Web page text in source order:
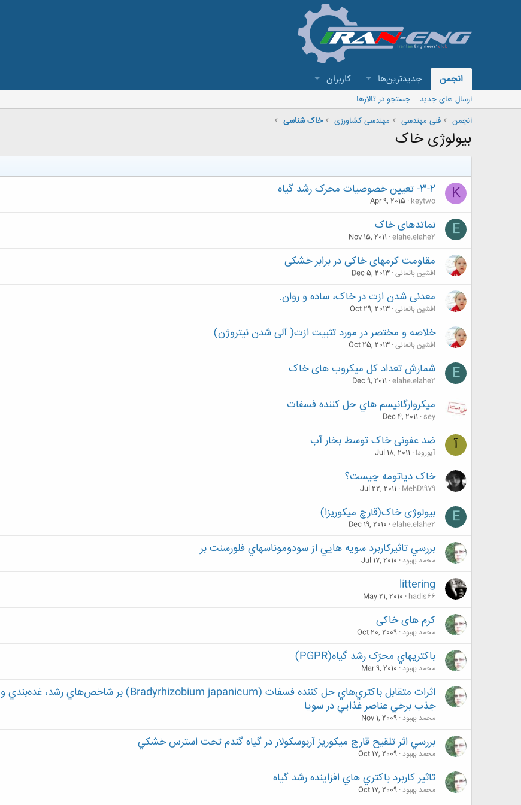
انجمن جدیدترین‌ها کاربران
ارسال های جدید
جستجو در تالارها
انجمن
فنی مهندسی مهندسی کشاورزی خاک شناسی
بیولوژی خاک
K 3-2- تعیین خصوصیات محرک رشد گیاه
keytwo
Apr 9, 2015
E نماتدهای خاک
elahe.elahe2
Nov 15, 2011
مقاومت کرمهای خاکی در برابر خشکی
افشین باتمانی Dec 5, 2013
معدنی شدن ازت در خاک، ساده و روان.
افشین باتمانی Oct 29, 2013
خلاصه و مختصر در مورد تثبیت ازت( آلی شدن نیتروژن)
افشین باتمانی Oct 25, 2013
E شمارش تعداد کل میکروب های خاک
elahe.elahe2
Dec 9, 2011
ميكروارگانيسم هاي حل كننده فسفات
sey
Dec 4, 2011
آ ضد عفونی خاک توسط بخار آب
آیورودا Jul 18, 2011
خاک دياتومه چیست؟
MehD1979
Jul 22, 2011
E بیولوژی خاک(قارچ میکوریزا)
elahe.elahe2
Dec 19, 2010
بررسي تاثيركاربرد سويه هايي از سودوموناسهاي فلورسنت بر
محمد بهبود Jul 17, 2010
littering
hadis66
May 21, 2010
کرم های خاکی
محمد بهبود Oct 20, 2009
باکتريهاي محرّک رشد گياه(PGPR)
محمد بهبود Mar 9, 2010
اثرات متقابل باكتري‌هاي حل كننده فسفات (Bradyrhizobium japanicum) بر شاخص‌هاي رشد، غده‌بندي و
جذب برخي عناصر غذايي در سويا
محمد بهبود Nov 1, 2009
بررسي اثر تلقيح قارچ ميكوريز آربوسكولار در گياه گندم تحت استرس خشكي
محمد بهبود Oct 17, 2009
تاثير كاربرد باكتري هاي افزاينده رشد گياه
محمد بهبود Oct 17, 2009